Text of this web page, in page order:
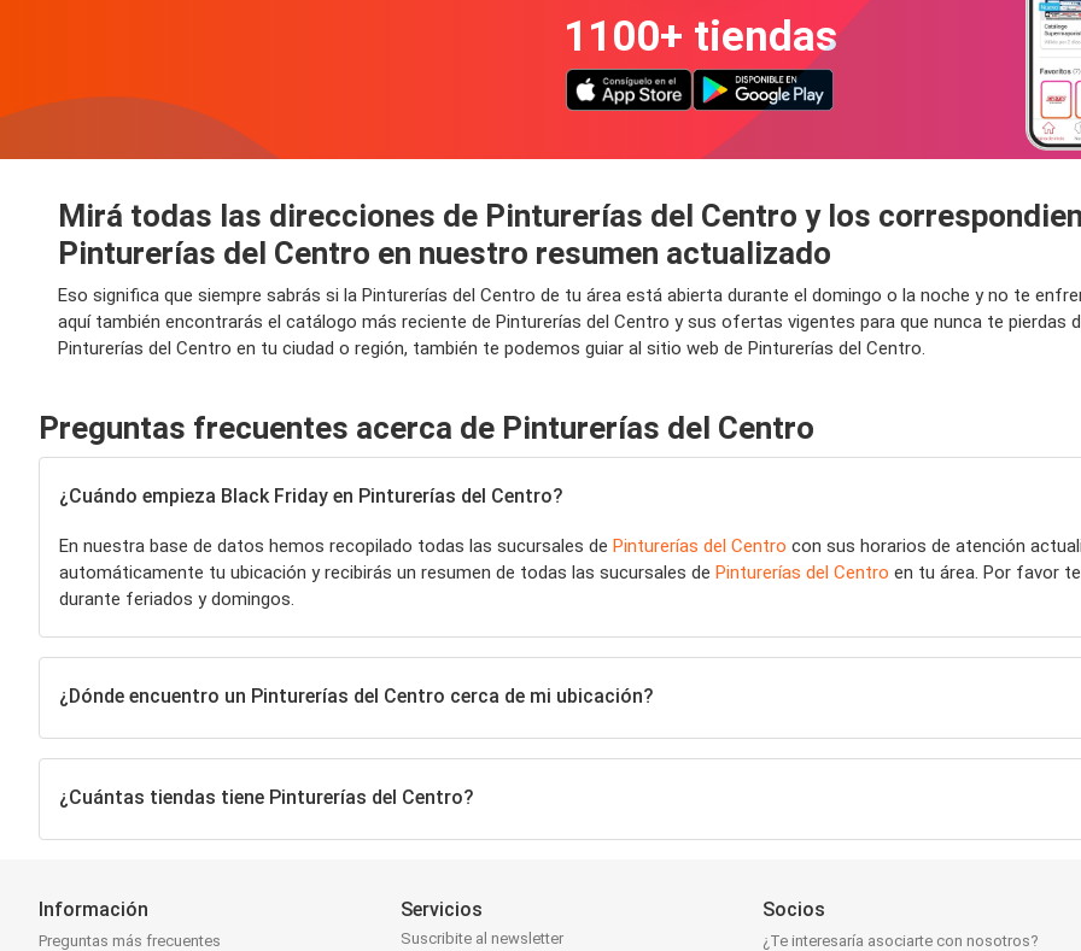
1100+ tiendas
Mirá todas las direcciones de Pinturerías del Centro y los
Pinturerías del Centro en nuestro resumen actualizado
Eso significa que siempre sabrás si la Pinturerías del Centro de tu área está abierta durante el domingo o la noche y no te
aquí también encontrarás el catálogo más reciente de Pinturerías del Centro y sus ofertas vigentes para que nunca te pierdas
Pinturerías del Centro en tu ciudad o región, también te podemos guiar al sitio web de Pinturerías del Centro.
Preguntas frecuentes acerca de Pinturerías del Centro
¿Cuándo empieza Black Friday en Pinturerías del Centro?
En nuestra base de datos hemos recopilado todas las sucursales de Pinturerías del Centro con sus horarios de atención
automáticamente tu ubicación y recibirás un resumen de todas las sucursales de Pinturerías del Centro en tu área. Por favor
durante feriados y domingos.
¿Dónde encuentro un Pinturerías del Centro cerca de mi ubicación?
¿Cuántas tiendas tiene Pinturerías del Centro?
Información
Preguntas más frecuentes
Servicios
Suscribite al newsletter
Socios
¿Te interesaría asociarte con nosotros?